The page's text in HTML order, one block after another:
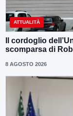
ATTUALITÀ
Il cordoglio
scomparsa di
8 AGOSTO 2026